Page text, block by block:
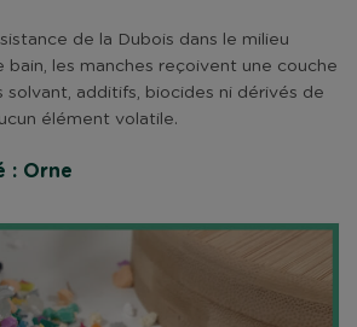
de la Dubois dans le milieu
bain, les manches reçoivent une couche
solvant, additifs, biocides ni dérivés de
élément volatile.
: Orne